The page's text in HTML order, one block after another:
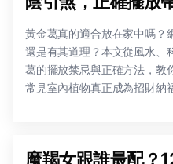
黃金葛真的適合放在家中嗎？
還是有其道理？本文從風水、
葛的擺放禁忌與正確方法，教
常見室內植物真正成為招財納
魔羯女跟誰最配？